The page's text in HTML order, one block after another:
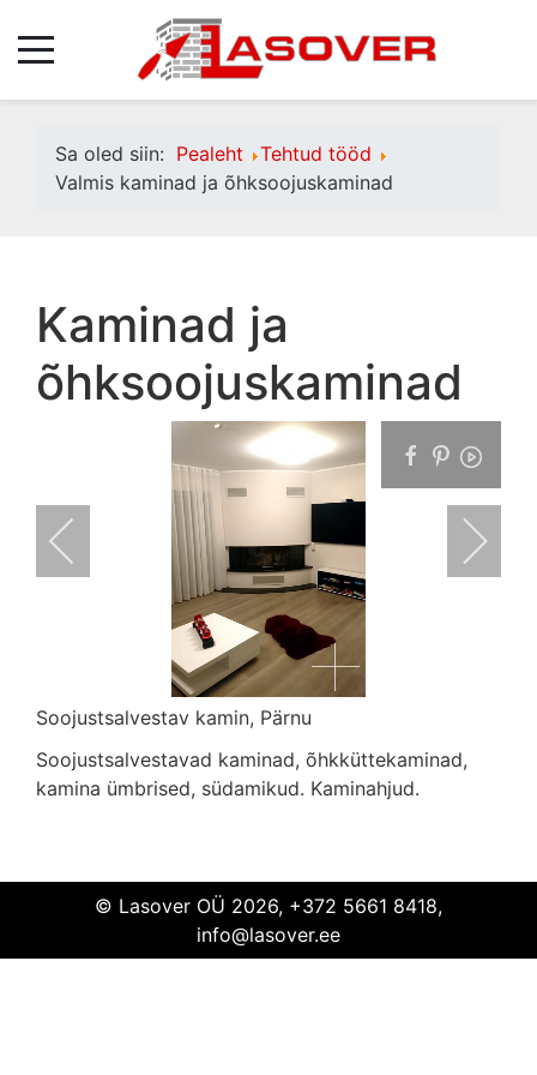
Sa oled siin: Pealeht
Tehtud tööd
Valmis kaminad ja õhksoojuskaminad
Kaminad ja
õhksoojuskaminad
Soojustsalvestav kamin, Pärnu
Soojustsalvestav kamin Pärnu
Soojustsalvestavad kaminad, õhkküttekaminad,
kamina ümbrised, südamikud. Kaminahjud.
© Lasover OÜ 2026, +372 5661 8418,
info@lasover.ee